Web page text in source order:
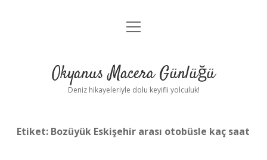
Anasayfa
Yasal Uyarı
menüyü
Okyanus Macera Günlüğü
Deniz hikayeleriyle dolu keyifli yolculuk!
Etiket: Bozüyük Eskişehir arası otobüsle kaç saat